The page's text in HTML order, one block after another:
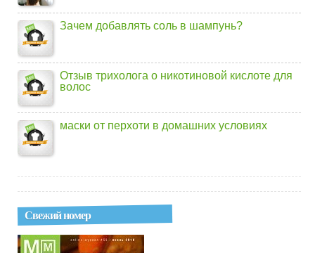
Зачем добавлять соль в шампунь?
Отзыв трихолога о никотиновой кислоте для
волос
маски от перхоти в домашних условиях
Свежий номер